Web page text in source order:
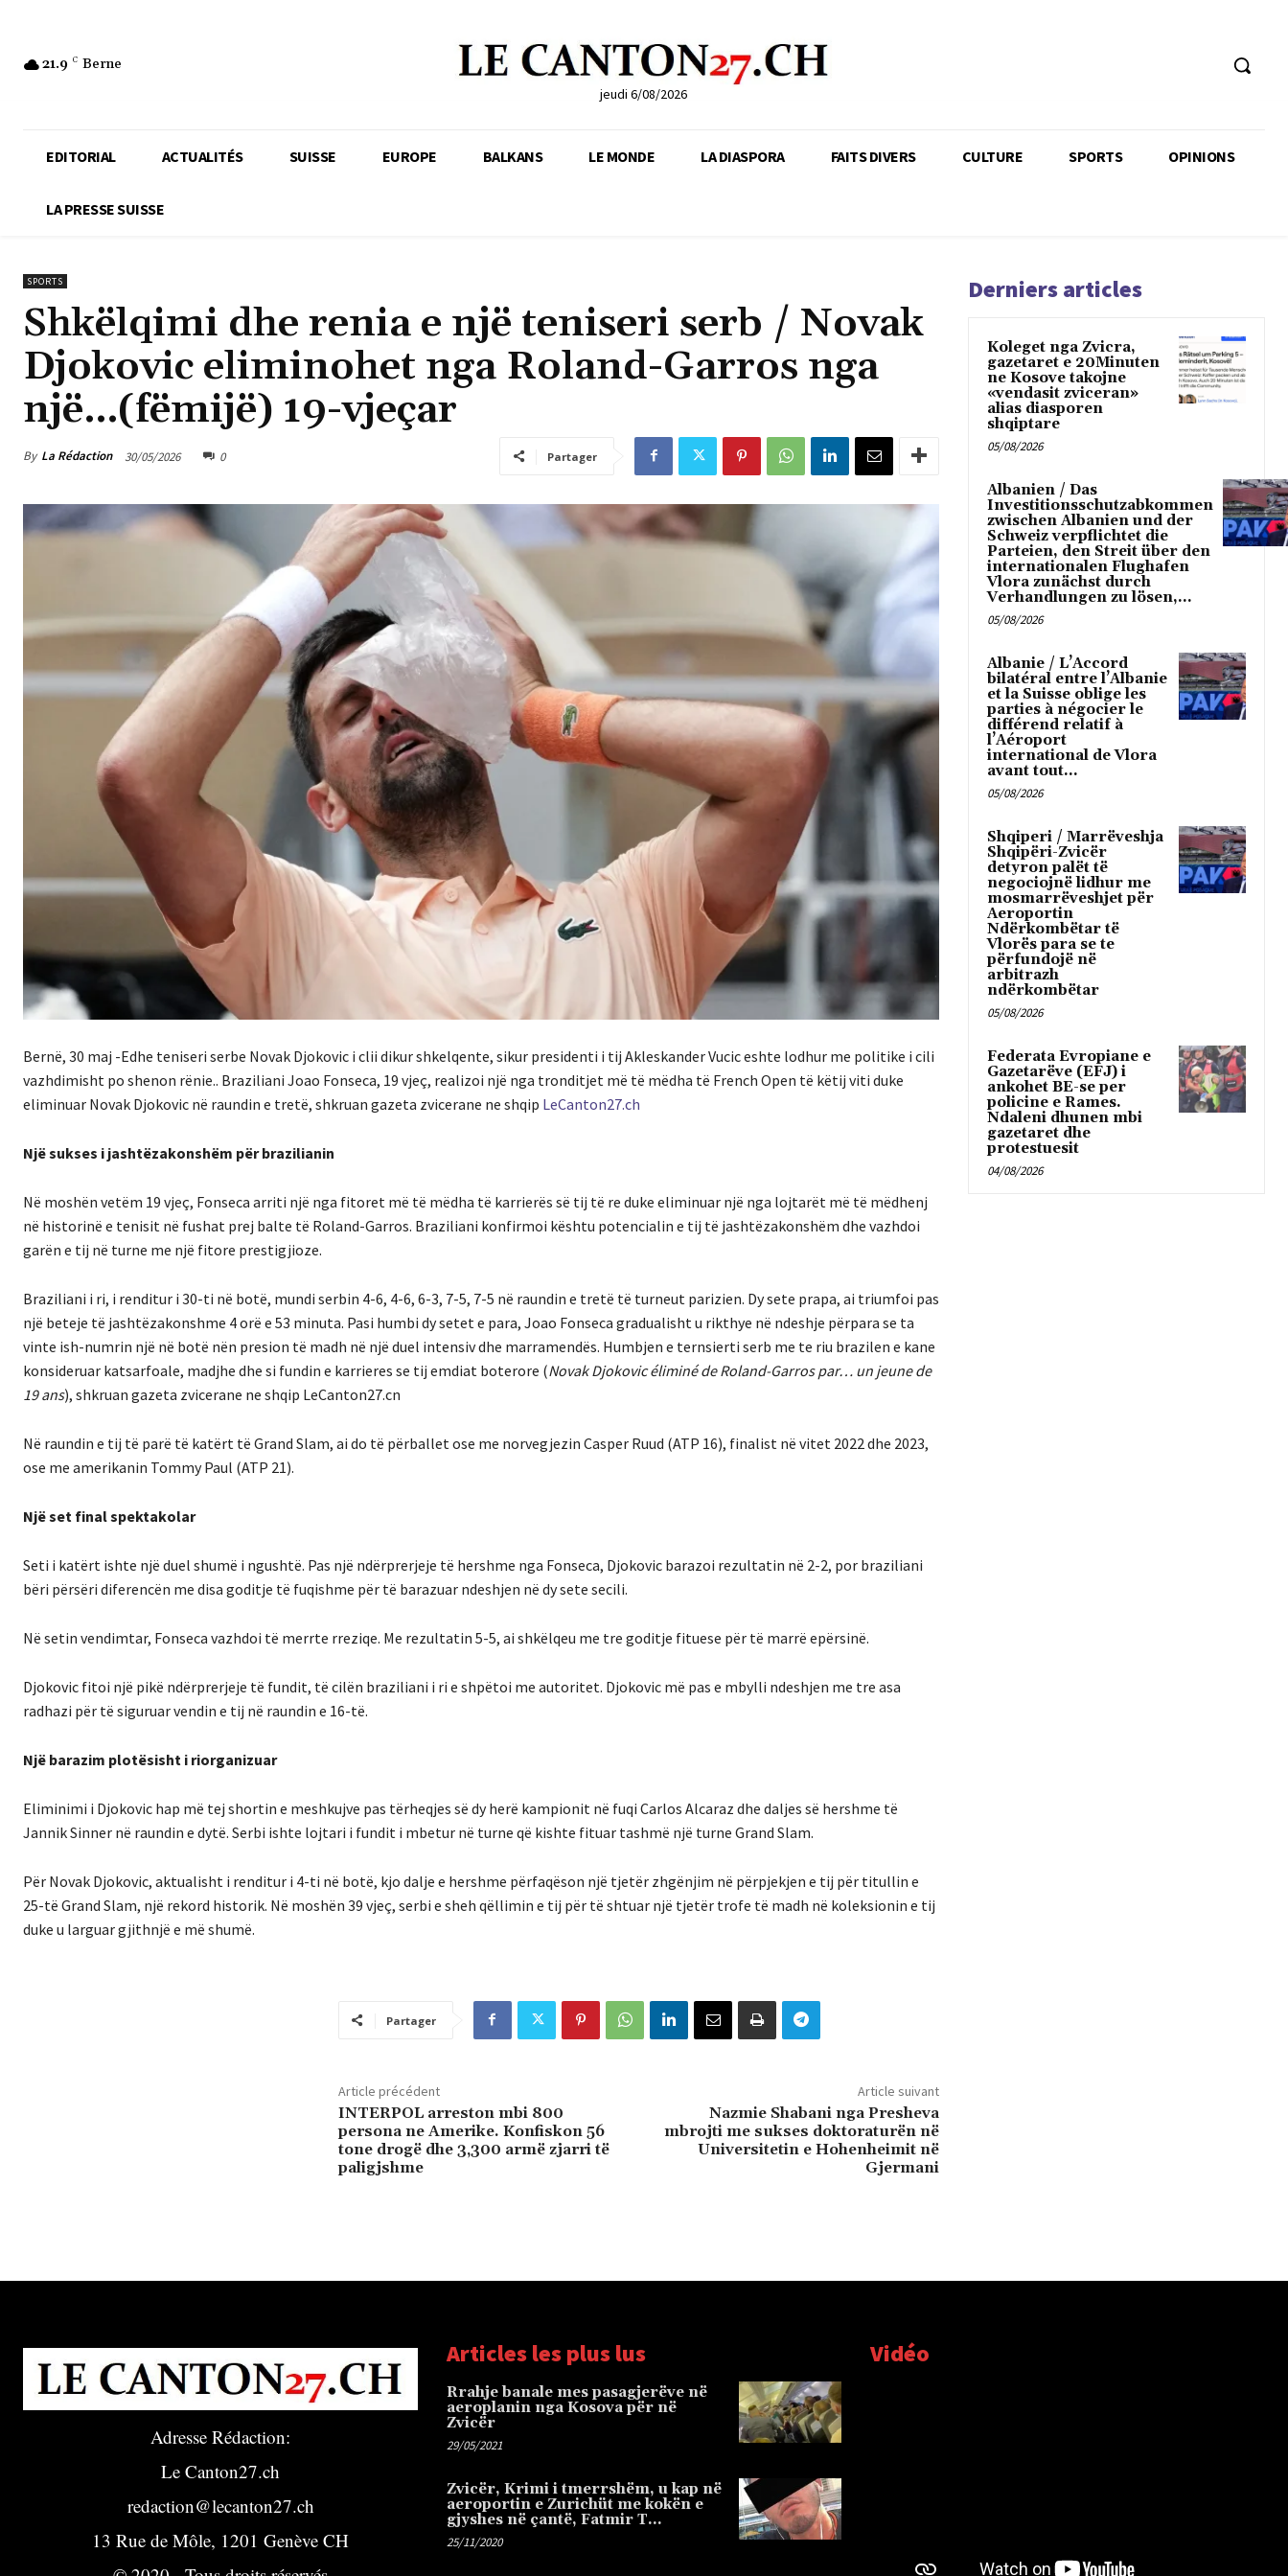
21.9 C Berne
jeudi 6/08/2026
EDITORIAL ACTUALITÉS SUISSE EUROPE BALKANS LE MONDE LA DIASPORA FAITS DIVERS CULTURE SPORTS OPINIONS
LA PRESSE SUISSE
SPORTS
Shkëlqimi dhe renia e një teniseri serb / Novak
Djokovic eliminohet nga Roland-Garros nga
një…(fëmijë) 19-vjeçar
By La Rédaction 30/05/2026 0 Partager
Bernë, 30 maj -Edhe teniseri serbe Novak Djokovic i clii dikur shkelqente, sikur presidenti i tij Akleskander Vucic eshte lodhur me politike i cili
vazhdimisht po shenon rënie.. Braziliani Joao Fonseca, 19 vjeç, realizoi një nga tronditjet më të mëdha të French Open të këtij viti duke
eliminuar Novak Djokovic në raundin e tretë, shkruan gazeta zvicerane ne shqip LeCanton27.ch
Një sukses i jashtëzakonshëm për brazilianin
Në moshën vetëm 19 vjeç, Fonseca arriti një nga fitoret më të mëdha të karrierës së tij të re duke eliminuar një nga lojtarët më të mëdhenj
në historinë e tenisit në fushat prej balte të Roland-Garros. Braziliani konfirmoi kështu potencialin e tij të jashtëzakonshëm dhe vazhdoi
garën e tij në turne me një fitore prestigjioze.
Braziliani i ri, i renditur i 30-ti në botë, mundi serbin 4-6, 4-6, 6-3, 7-5, 7-5 në raundin e tretë të turneut parizien. Dy sete prapa, ai triumfoi pas
një beteje të jashtëzakonshme 4 orë e 53 minuta. Pasi humbi dy setet e para, Joao Fonseca gradualisht u rikthye në ndeshje përpara se ta
vinte ish-numrin një në botë nën presion të madh në një duel intensiv dhe marramendës. Humbjen e ternsierti serb me te riu brazilen e kane
konsideruar katsarfoale, madjhe dhe si fundin e karrieres se tij emdiat boterore (Novak Djokovic éliminé de Roland-Garros par… un jeune de
19 ans), shkruan gazeta zvicerane ne shqip LeCanton27.cn
Në raundin e tij të parë të katërt të Grand Slam, ai do të përballet ose me norvegjezin Casper Ruud (ATP 16), finalist në vitet 2022 dhe 2023,
ose me amerikanin Tommy Paul (ATP 21).
Një set final spektakolar
Seti i katërt ishte një duel shumë i ngushtë. Pas një ndërprerjeje të hershme nga Fonseca, Djokovic barazoi rezultatin në 2-2, por braziliani
bëri përsëri diferencën me disa goditje të fuqishme për të barazuar ndeshjen në dy sete secili.
Në setin vendimtar, Fonseca vazhdoi të merrte rreziqe. Me rezultatin 5-5, ai shkëlqeu me tre goditje fituese për të marrë epërsinë.
Djokovic fitoi një pikë ndërprerjeje të fundit, të cilën braziliani i ri e shpëtoi me autoritet. Djokovic më pas e mbylli ndeshjen me tre asa
radhazi për të siguruar vendin e tij në raundin e 16-të.
Një barazim plotësisht i riorganizuar
Eliminimi i Djokovic hap më tej shortin e meshkujve pas tërheqjes së dy herë kampionit në fuqi Carlos Alcaraz dhe daljes së hershme të
Jannik Sinner në raundin e dytë. Serbi ishte lojtari i fundit i mbetur në turne që kishte fituar tashmë një turne Grand Slam.
Për Novak Djokovic, aktualisht i renditur i 4-ti në botë, kjo dalje e hershme përfaqëson një tjetër zhgënjim në përpjekjen e tij për titullin e
25-të Grand Slam, një rekord historik. Në moshën 39 vjeç, serbi e sheh qëllimin e tij për të shtuar një tjetër trofe të madh në koleksionin e tij
duke u larguar gjithnjë e më shumë.
Partager
Article précédent
INTERPOL arreston mbi 800
persona ne Amerike. Konfiskon 56
tone drogë dhe 3,300 armë zjarri të
paligjshme
Article suivant
Nazmie Shabani nga Presheva
mbrojti me sukses doktoraturën në
Universitetin e Hohenheimit në
Gjermani
Derniers articles
Koleget nga Zvicra,
gazetaret e 20Minuten
ne Kosove takojne
«vendasit zviceran»
alias diasporen
shqiptare
05/08/2026
Albanien / Das
Investitionsschutzabkommen
zwischen Albanien und der
Schweiz verpflichtet die
Parteien, den Streit über den
internationalen Flughafen
Vlora zunächst durch
Verhandlungen zu lösen,...
05/08/2026
Albanie / L’Accord
bilatéral entre l’Albanie
et la Suisse oblige les
parties à négocier le
différend relatif à
l’Aéroport
international de Vlora
avant tout...
05/08/2026
Shqiperi / Marrëveshja
Shqipëri-Zvicër
detyron palët të
negociojnë lidhur me
mosmarrëveshjet për
Aeroportin
Ndërkombëtar të
Vlorës para se te
përfundojë në
arbitrazh
ndërkombëtar
05/08/2026
Federata Evropiane e
Gazetarëve (EFJ) i
ankohet BE-se per
policine e Rames.
Ndaleni dhunen mbi
gazetaret dhe
protestuesit
04/08/2026
Adresse Rédaction:
Le Canton27.ch
redaction@lecanton27.ch
13 Rue de Môle, 1201 Genève CH
Articles les plus lus
Rrahje banale mes pasagjerëve në
aeroplanin nga Kosova për në
Zvicër
29/05/2021
Zvicër, Krimi i tmerrshëm, u kap në
aeroportin e Zurichüt me kokën e
gjyshes në çantë, Fatmir T…
25/11/2020
Vidéo